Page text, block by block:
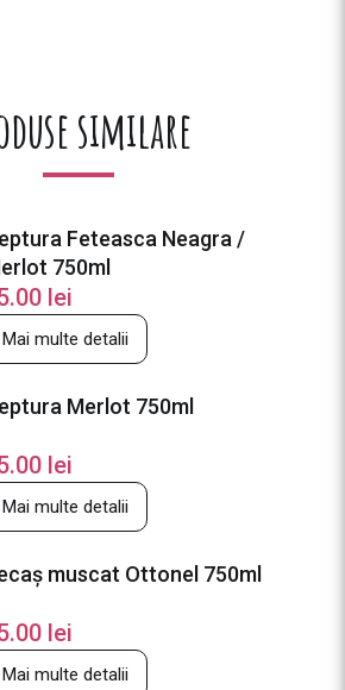
similare
Feteasca Neagra /
750ml
lei
Mai multe detalii
Merlot 750ml
lei
Mai multe detalii
muscat Ottonel 750ml
lei
Mai multe detalii